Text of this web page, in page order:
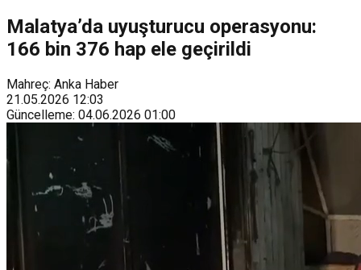
Malatya’da uyuşturucu operasyonu:
166 bin 376 hap ele geçirildi
Mahreç: Anka Haber
21.05.2026 12:03
Güncelleme: 04.06.2026 01:00